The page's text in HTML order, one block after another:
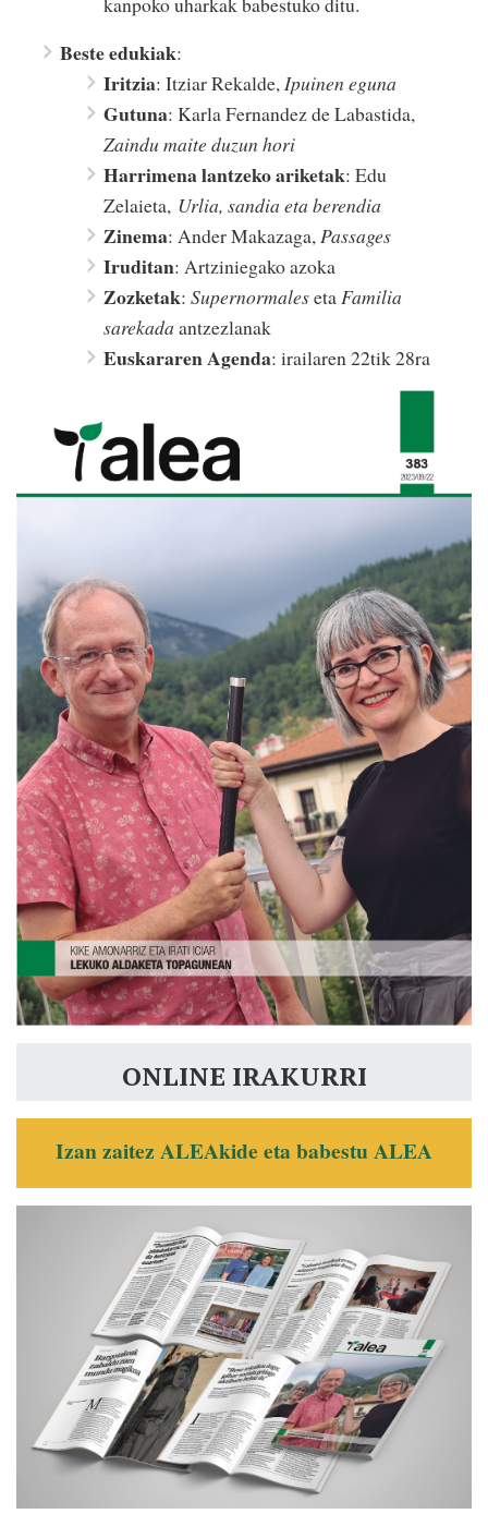
Beste edukiak:
Iritzia: Itziar Rekalde, Ipuinen eguna
Gutuna: Karla Fernandez de Labastida,
Zaindu maite duzun hori
Harrimena lantzeko ariketak: Edu
Zelaieta, Urlia, sandia eta berendia
Zinema: Ander Makazaga, Passages
Iruditan: Artziniegako azoka
Zozketak: Supernormaleseta Familia
sarekada antzezlanak
Euskararen Agenda: irailaren 22tik 28ra
ONLINE IRAKURRI
Izan zaitez ALEAkide eta babestu ALEA